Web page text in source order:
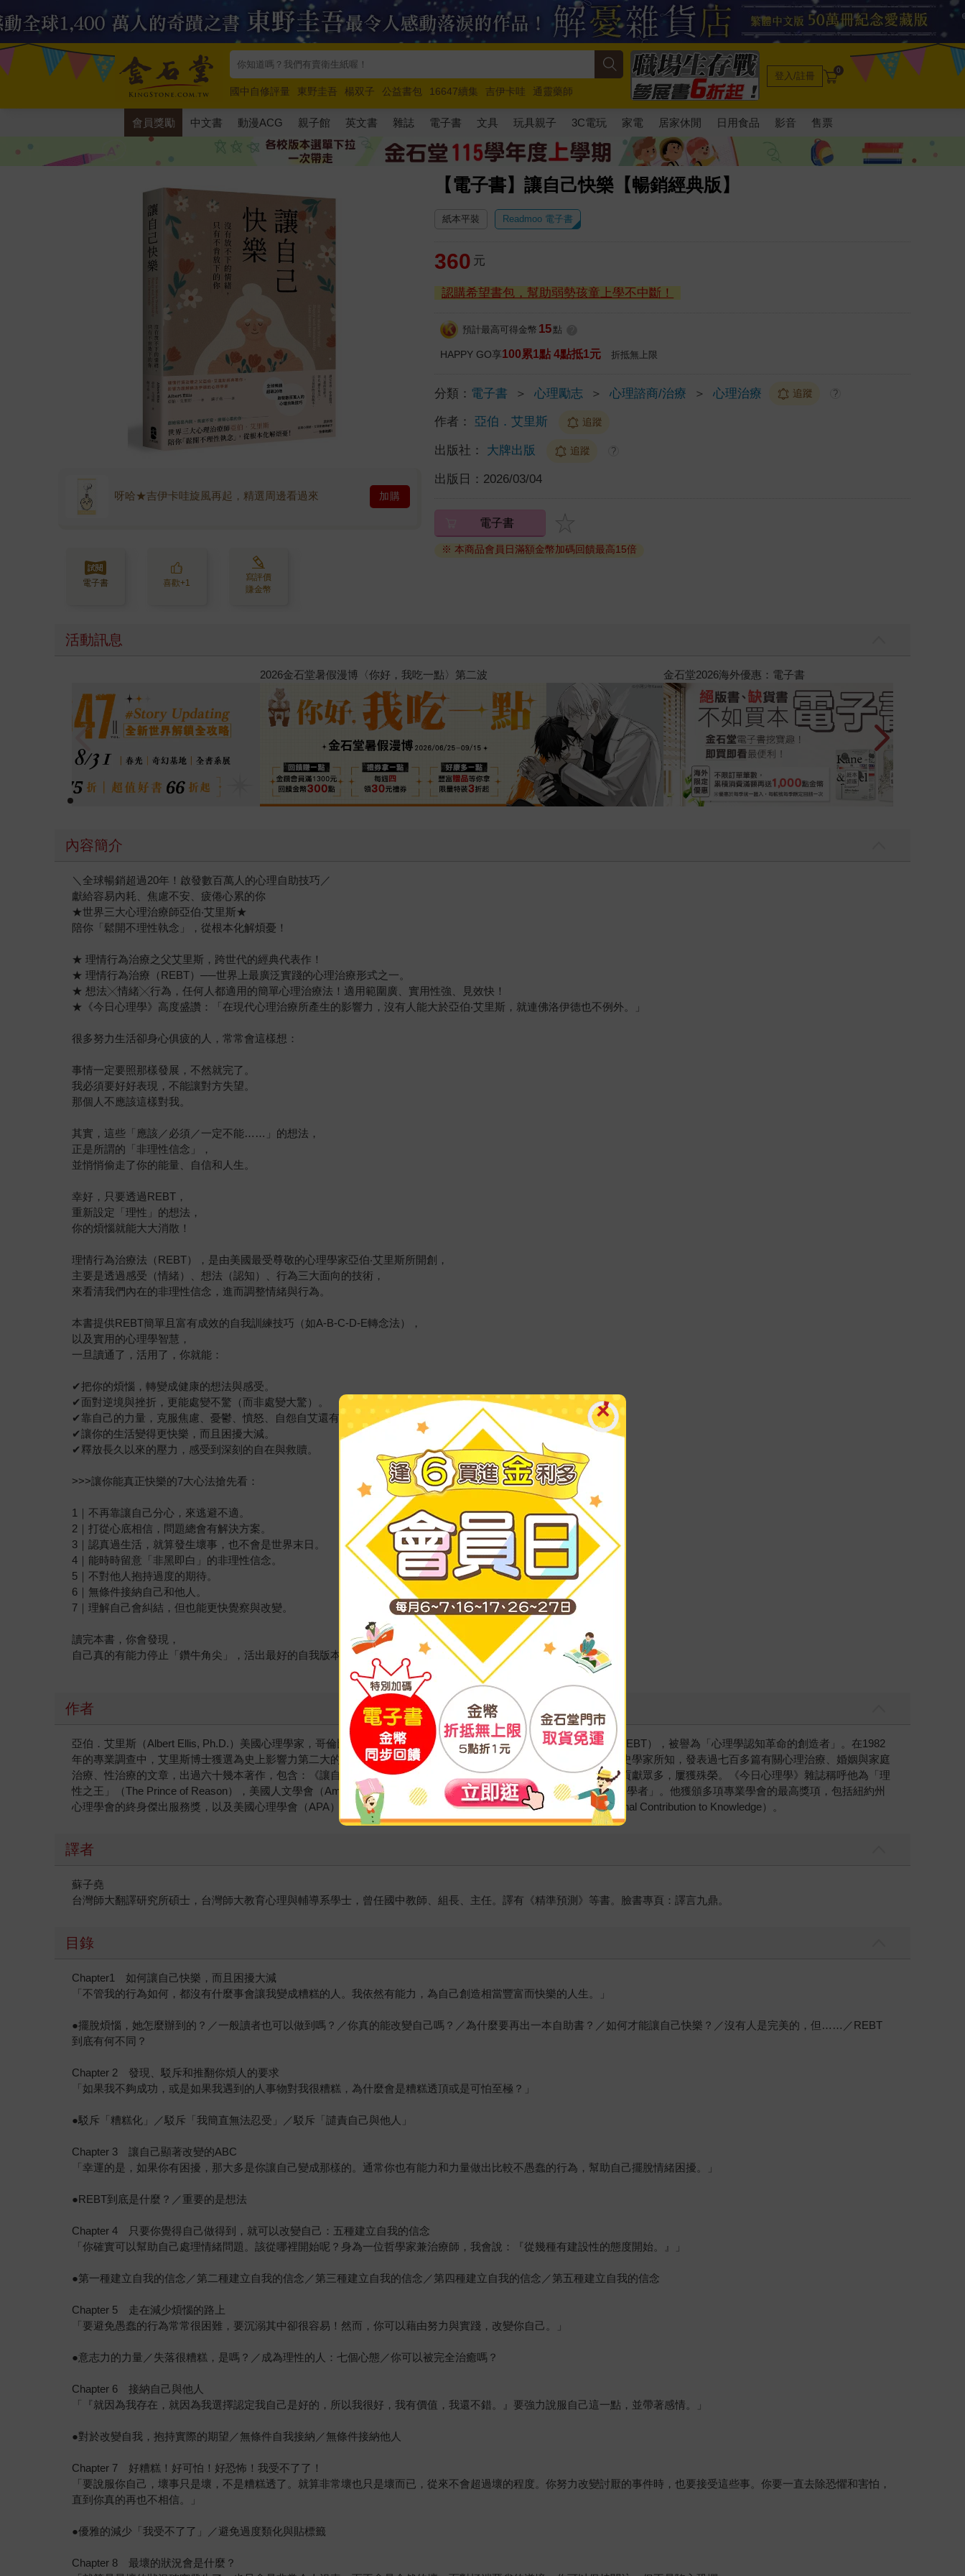
國中自修評量 東野圭吾 楊双子 公益書包 16647續集 吉伊卡哇
通靈藥師
唯紅花綻放
奧德賽 路邊攤新作 馬斯克 玩具總動員5 超慢跑
登入/註冊 0
會員獎勵 中文書 動漫ACG 親子館 英文書 雜誌 電子書 文具 玩具親子 3C電玩 家電 居家休閒 日用食品 影音 售票
【電子書】讓自己快樂【暢銷經典版】
呀哈★吉伊卡哇旋風再起，精選周邊看過來 加購
電子書 喜歡+1
寫評價
賺金幣
紙本平裝 Readmoo 電子書
360 元
認購希望書包，幫助弱勢孩童上學不中斷！
預計最高可得金幣 15 點
HAPPY GO享100累1點 4點抵1元 折抵無上限
分類： 電子書 ＞ 心理勵志 ＞ 心理諮商/治療 ＞ 心理治療 追蹤 ?
作者： 亞伯．艾里斯 追蹤
出版社： 大牌出版 追蹤 ?
出版日： 2026/03/04
電子書
※ 本商品會員日滿額金幣加碼回饋最高15倍
活動訊息
2026金石堂暑假漫博〈你好，我吃一點〉第二波
內容簡介
＼全球暢銷超過20年！啟發數百萬人的心理自助技巧／
獻給容易內耗、焦慮不安、疲倦心累的你
★世界三大心理治療師亞伯‧艾里斯★
陪你「鬆開不理性執念」，從根本化解煩憂！
★ 理情行為治療之父艾里斯，跨世代的經典代表作！
★ 理情行為治療（REBT）──世界上最廣泛實踐的心理治療形式之一。
★ 想法╳情緒╳行為，任何人都適用的簡單心理治療法！適用範圍廣、實用性強、見效快！
★《今日心理學》高度盛讚：「在現代心理治療所產生的影響力，沒有人能大於亞伯‧艾里斯，就連佛洛伊德也不例外。」
很多努力生活卻身心俱疲的人，常常會這樣想：
事情一定要照那樣發展，不然就完了。
我必須要好好表現，不能讓對方失望。
那個人不應該這樣對我。
其實，這些「應該／必須／一定不能……」的想法，
正是所謂的「非理性信念」，
並悄悄偷走了你的能量、自信和人生。
幸好，只要透過REBT，
重新設定「理性」的想法，
你的煩惱就能大大消散！
理情行為治療法（REBT），是由美國最受尊敬的心理學家亞伯‧艾里斯所開創，
主要是透過感受（情緒）、想法（認知）、行為三大面向的技術，
來看清我們內在的非理性信念，進而調整情緒與行為。
本書提供REBT簡單且富有成效的自我訓練技巧（如A-B-C-D-E轉念法），
以及實用的心理學智慧，
一旦讀通了，活用了，你就能：
✔把你的煩惱，轉變成健康的想法與感受。
✔面對逆境與挫折，更能處變不驚（而非處變大驚）。
✔靠自己的力量，克服焦慮、憂鬱、憤怒、自怨自艾還有自憐。
✔讓你的生活變得更快樂，而且困擾大減。
✔釋放長久以來的壓力，感受到深刻的自在與救贖。
>>>讓你能真正快樂的7大心法搶先看：
1｜不再靠讓自己分心，來逃避不適。
2｜打從心底相信，問題總會有解決方案。
3｜認真過生活，就算發生壞事，也不會是世界末日。
4｜能時時留意「非黑即白」的非理性信念。
5｜不對他人抱持過度的期待。
6｜無條件接納自己和他人。
7｜理解自己會糾結，但也能更快覺察與改變。
讀完本書，你會發現，
自己真的有能力停止「鑽牛角尖」，活出最好的自我版本！
作者
亞伯．艾里斯（Albert Ellis, Ph.D.）美國心理學家，哥倫比亞大學臨床心理學博士。在1955年發展了理情行為治療（REBT），被譽為「心理學認知革命的創造者」。在1982
年的專業調查中，艾里斯博士獲選為史上影響力第二大的心理治療師。他的名字廣為世界各地的心理學家、學生、歷史學家所知，發表過七百多篇有關心理治療、婚姻與家庭
治療、性治療的文章，出過六十幾本著作，包含：《讓自己不生氣》、《讓自己不再焦慮》。艾里斯博士對心理學的貢獻眾多，屢獲殊榮。《今日心理學》雜誌稱呼他為「理
性之王」（The Prince of Reason），美國人文學會（American Humanist Association）在1971年提名他為「年度人文學者」。他獲頒多項專業學會的最高獎項，包括紐約州
心理學會的終身傑出服務獎，以及美國心理學會（APA）的最高獎項：傑出專業知識貢獻獎（Distinguished Professional Contribution to Knowledge）。
譯者
蘇子堯
台灣師大翻譯研究所碩士，台灣師大教育心理與輔導系學士，曾任國中教師、組長、主任。譯有《精準預測》等書。臉書專頁：譯言九鼎。
目錄
Chapter1 如何讓自己快樂，而且困擾大減
「不管我的行為如何，都沒有什麼事會讓我變成糟糕的人。我依然有能力，為自己創造相當豐富而快樂的人生。」
●擺脫煩惱，她怎麼辦到的？／一般讀者也可以做到嗎？／你真的能改變自己嗎？／為什麼要再出一本自助書？／如何才能讓自己快樂？／沒有人是完美的，但……／REBT
到底有何不同？
Chapter 2 發現、駁斥和推翻你煩人的要求
「如果我不夠成功，或是如果我遇到的人事物對我很糟糕，為什麼會是糟糕透頂或是可怕至極？」
●駁斥「糟糕化」／駁斥「我簡直無法忍受」／駁斥「譴責自己與他人」
Chapter 3 讓自己顯著改變的ABC
「幸運的是，如果你有困擾，那大多是你讓自己變成那樣的。通常你也有能力和力量做出比較不愚蠢的行為，幫助自己擺脫情緒困擾。」
●REBT到底是什麼？／重要的是想法
Chapter 4 只要你覺得自己做得到，就可以改變自己：五種建立自我的信念
「你確實可以幫助自己處理情緒問題。該從哪裡開始呢？身為一位哲學家兼治療師，我會說：『從幾種有建設性的態度開始。』」
●第一種建立自我的信念／第二種建立自我的信念／第三種建立自我的信念／第四種建立自我的信念／第五種建立自我的信念
Chapter 5 走在減少煩惱的路上
「要避免愚蠢的行為常常很困難，要沉溺其中卻很容易！然而，你可以藉由努力與實踐，改變你自己。」
●意志力的力量／失落很糟糕，是嗎？／成為理性的人：七個心態／你可以被完全治癒嗎？
Chapter 6 接納自己與他人
「『就因為我存在，就因為我選擇認定我自己是好的，所以我很好，我有價值，我還不錯。』要強力說服自己這一點，並帶著感情。」
●對於改變自我，抱持實際的期望／無條件自我接納／無條件接納他人
Chapter 7 好糟糕！好可怕！好恐怖！我受不了了！
「要說服你自己，壞事只是壞，不是糟糕透了。就算非常壞也只是壞而已，從來不會超過壞的程度。你努力改變討厭的事件時，也要接受這些事。你要一直去除恐懼和害怕，
直到你真的再也不相信。」
●優雅的減少「我受不了了」／避免過度類化與貼標籤
Chapter 8 最壞的狀況會是什麼？